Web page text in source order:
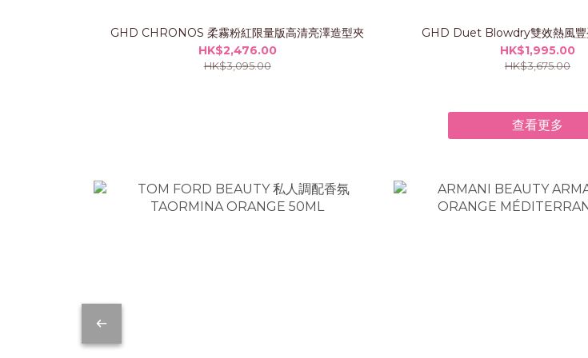
GHD CHRONOS 柔霧粉紅限量版高清亮澤造型夾
HK$2,476.00
HK$3,095.00
GHD Duet Blowdry雙效熱風豐
HK$1,995.00
HK$3,675.00
查看更多